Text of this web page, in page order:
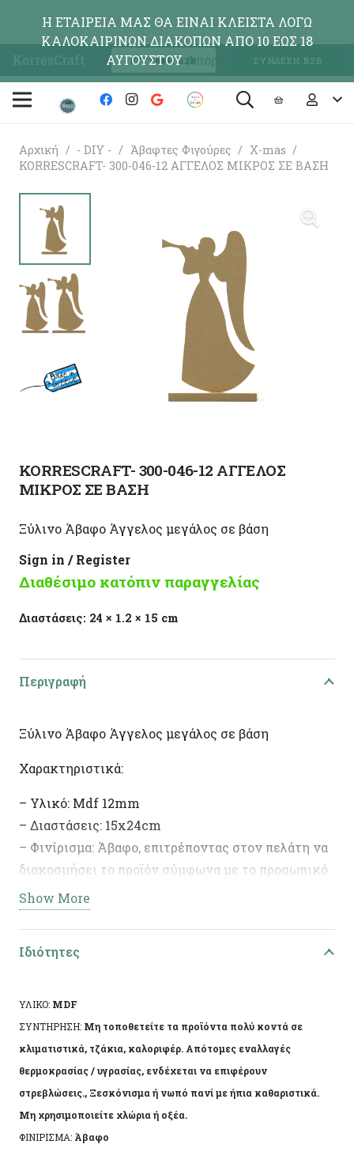
KorresCraft ΕΓΓΡΑΦΗ Β2Β ΣΥΝΔΕΣΗ Β2Β
Αρχική / - DIY - / Άβαφτες Φιγούρες / X-mas /
KORRESCRAFT- 300-046-12 ΑΓΓΕΛΟΣ ΜΙΚΡΟΣ ΣΕ ΒΑΣΗ
KORRESCRAFT- 300-046-12 ΑΓΓΕΛΟΣ
ΜΙΚΡΟΣ ΣΕ ΒΑΣΗ
Ξύλινο Άβαφο Άγγελος μεγάλος σε βάση
Sign in / Register
Διαθέσιμο κατόπιν παραγγελίας
Διαστάσεις: 24 × 1.2 × 15 cm
Περιγραφή
Ξύλινο Άβαφο Άγγελος μεγάλος σε βάση
Χαρακτηριστικά:
– Υλικό: Mdf 12mm
– Διαστάσεις: 15x24cm
– Φινίρισμα: Άβαφο, επιτρέποντας στον πελάτη να
διακοσμήσει το προϊόν σύμφωνα με το προσωπικό
του γούστο.
– Ιδανικό για DIY έργα και διακοσμητικές
Show More
Ιδιότητες
ΥΛΙΚΟ: MDF
ΣΥΝΤΗΡΗΣΗ: Μη τοποθετείτε τα προϊόντα πολύ κοντά σε
κλιματιστικά, τζάκια, καλοριφέρ. Απότομες εναλλαγές
θερμοκρασίας / υγρασίας, ενδέχεται να επιφέρουν
στρεβλώσεις., Ξεσκόνισμα ή νωπό πανί με ήπια καθαριστικά.
Μη χρησιμοποιείτε χλώρια ή οξέα.
ΦΙΝΙΡΙΣΜΑ: Άβαφο
Η ΕΤΑΙΡΕΙΑ ΜΑΣ ΘΑ ΕΙΝΑΙ ΚΛΕΙΣΤΑ ΛΟΓΩ
ΚΑΛΟΚΑΙΡΙΝΩΝ ΔΙΑΚΟΠΩΝ ΑΠΟ 10 ΕΩΣ 18
ΑΥΓΟΥΣΤΟΥΑπόρριψη